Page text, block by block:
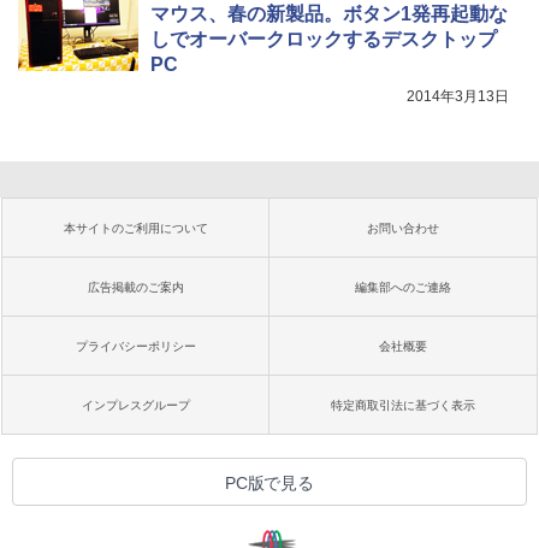
マウス、春の新製品。ボタン1発再起動な
しでオーバークロックするデスクトップ
PC
2014年3月13日
本サイトのご利用について お問い合わせ
広告掲載のご案内 編集部へのご連絡
プライバシーポリシー 会社概要
インプレスグループ 特定商取引法に基づく表示
PC版で見る